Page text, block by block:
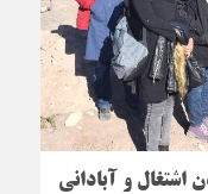
اشتغال و آبادانی